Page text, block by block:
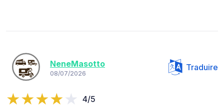
NeneMasotto
08/07/2026
Traduire
4/5